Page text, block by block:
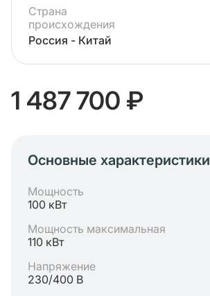
Страна
происхождения
Россия - Китай
1 487 700 ₽
Основные характеристики
Мощность
100 кВт
Мощность максимальная
110 кВт
Напряжение
230/400 В